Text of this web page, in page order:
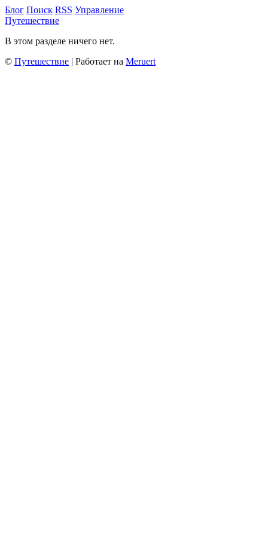
Блог Поиск RSS Управление
Путешествие
В этом разделе ничего нет.
© Путешествие | Работает на Meruert